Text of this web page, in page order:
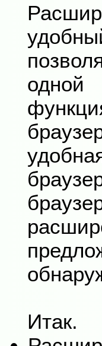
одной
Итак.